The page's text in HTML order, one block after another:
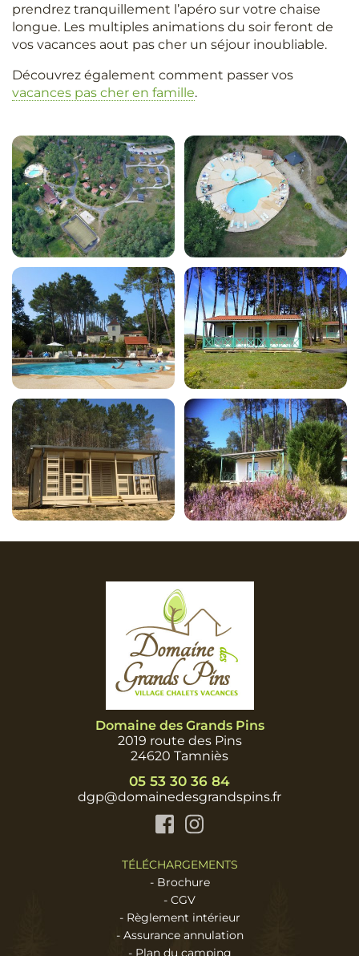
prendrez tranquillement l’apéro sur votre chaise
longue. Les multiples animations du soir feront de
vos vacances aout pas cher un séjour inoubliable.
Découvrez également comment passer vos
vacances pas cher en famille.
Domaine des Grands Pins
2019 route des Pins
24620 Tamniès
05 53 30 36 84
dgp@domainedesgrandspins.fr
TÉLÉCHARGEMENTS
- Brochure
- CGV
- Règlement intérieur
- Assurance annulation
- Plan du camping